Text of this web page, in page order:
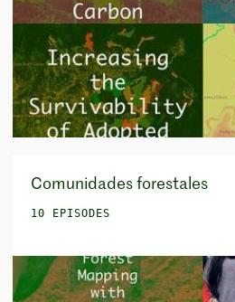
Comunidades forestales
10 EPISODES